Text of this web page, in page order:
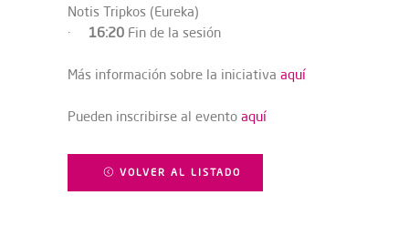
Notis Tripkos (Eureka)
· 16:20 Fin de la sesión
Más información sobre la iniciativa aquí
Pueden inscribirse al evento aquí
VOLVER AL LISTADO